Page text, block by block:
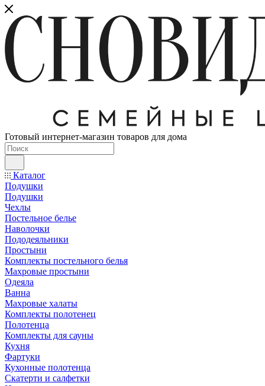
Готовый интернет-магазин товаров для дома
Каталог
Подушки
Подушки
Чехлы
Постельное белье
Наволочки
Пододеяльники
Простыни
Комплекты постельного белья
Махровые простыни
Одеяла
Ванна
Махровые халаты
Комплекты полотенец
Полотенца
Комплекты для сауны
Кухня
Фартуки
Кухонные полотенца
Скатерти и салфетки